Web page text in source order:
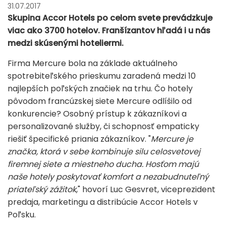
31.07.2017
Skupina Accor Hotels po celom svete prevádzkuje
viac ako 3700 hotelov. Franšízantov hľadá i u nás
medzi skúsenými hoteliermi.
Firma Mercure bola na základe aktuálneho
spotrebiteľského prieskumu zaradená medzi 10
najlepších poľských značiek na trhu. Čo hotely
pôvodom francúzskej siete Mercure odlíšilo od
konkurencie? Osobný prístup k zákazníkovi a
personalizované služby, či schopnosť empaticky
riešiť špecifické priania zákazníkov. "Mercure je
značka, ktorá v sebe kombinuje silu celosvetovej
firemnej siete a miestneho ducha. Hosťom majú
naše hotely poskytovať komfort a nezabudnuteľný
priateľský zážitok," hovorí Luc Gesvret, viceprezident
predaja, marketingu a distribúcie Accor Hotels v
Poľsku.